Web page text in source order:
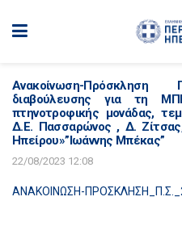
Ανακοίνωση-
διαβούλευσης για τη
πτηνοτροφικής μονάδας,
Δ.Ε. Πασσαρώνος , Δ.
Ηπείρου»”Ιωάννης Μπέκας”
22/08/2023 12:08
ΑΝΑΚΟΙΝΩΣΗ-